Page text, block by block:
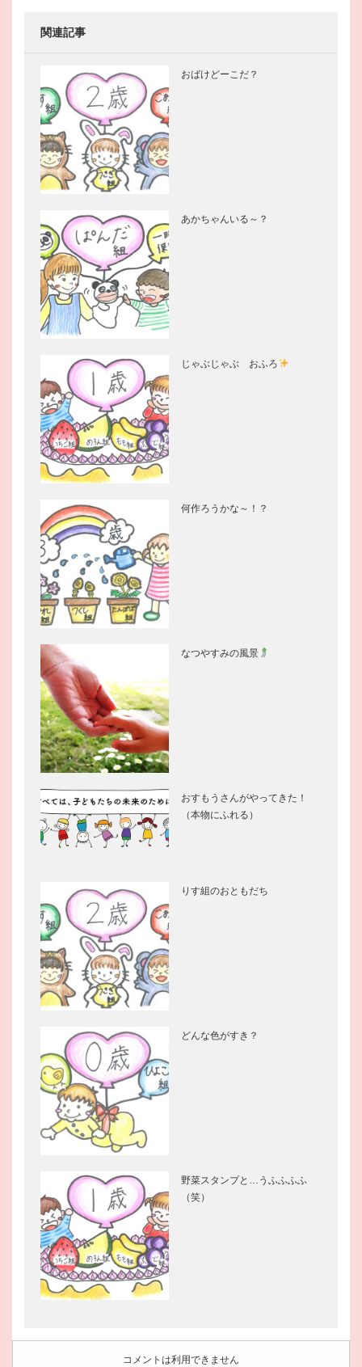
関連記事
おばけどーこだ？
あかちゃんいる～？
じゃぶじゃぶ おふろ
何作ろうかな～！？
なつやすみの風景
おすもうさんがやってきた！
（本物にふれる）
りす組のおともだち
どんな色がすき？
野菜スタンプと…うふふふふ
（笑）
コメントは利用できません